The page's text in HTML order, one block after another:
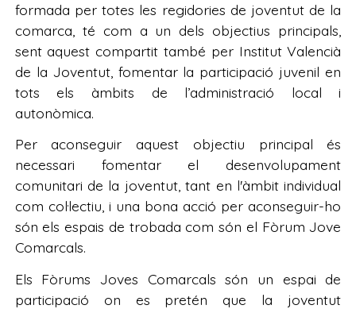
formada per totes les regidories de joventut de la
comarca, té com a un dels objectius principals,
sent aquest compartit també per Institut Valencià
de la Joventut, fomentar la participació juvenil en
tots els àmbits de l’administració local i
autonòmica.
Per aconseguir aquest objectiu principal és
necessari fomentar el desenvolupament
comunitari de la joventut, tant en l'àmbit individual
com col·lectiu, i una bona acció per aconseguir-ho
són els espais de trobada com són el Fòrum Jove
Comarcals.
Els Fòrums Joves Comarcals són un espai de
participació on es pretén que la joventut